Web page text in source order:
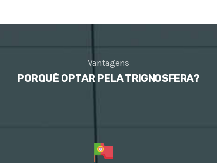
Vantagens
PORQUÊ OPTAR PELATRIGNOSFERA?